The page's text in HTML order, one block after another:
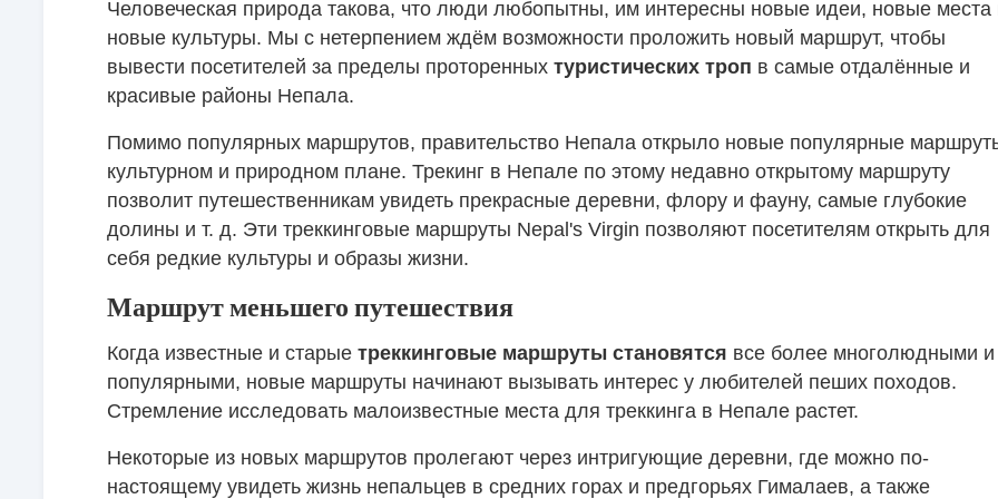
Человеческая природа такова, что люди любопытны, им интересны новые идеи, новые места
новые культуры. Мы с нетерпением ждём возможности проложить новый маршрут, чтобы
вывести посетителей за пределы проторенных туристических троп в самые отдалённые и
красивые районы Непала.
Помимо популярных маршрутов, правительство Непала открыло новые популярные
культурном и природном плане. Трекинг в Непале по этому недавно открытому маршруту
позволит путешественникам увидеть прекрасные деревни, флору и фауну, самые глубокие
долины и т. д. Эти треккинговые маршруты Nepal's Virgin позволяют посетителям открыть для
себя редкие культуры и образы жизни.
Маршрут меньшего путешествия
Когда известные и старые треккинговые маршруты становятся все более многолюдными и
популярными, новые маршруты начинают вызывать интерес у любителей пеших походов.
Стремление исследовать малоизвестные места для треккинга в Непале растет.
Некоторые из новых маршрутов пролегают через интригующие деревни, где можно по-
настоящему увидеть жизнь непальцев в средних горах и предгорьях Гималаев, а также